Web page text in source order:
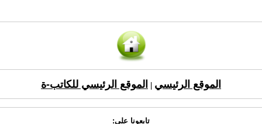
الموقع الرئيسي الموقع الرئيسي للكاتب-ة
تابعونا على: